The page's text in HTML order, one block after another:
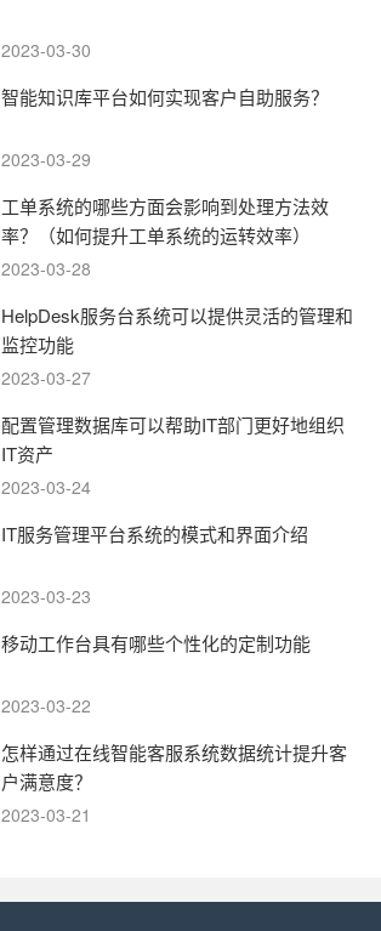
2023-03-30
智能知识库平台如何实现客户自助服务？
2023-03-29
工单系统的哪些方面会影响到处理方法效
率？（如何提升工单系统的运转效率）
2023-03-28
HelpDesk服务台系统可以提供灵活的管理和
监控功能
2023-03-27
配置管理数据库可以帮助IT部门更好地组织
IT资产
2023-03-24
IT服务管理平台系统的模式和界面介绍
2023-03-23
移动工作台具有哪些个性化的定制功能
2023-03-22
怎样通过在线智能客服系统数据统计提升客
户满意度？
2023-03-21